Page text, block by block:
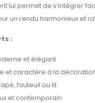
lui permet de s’intégrer
un rendu harmonieux et
:
et élégant
et caractère à la
fauteuil ou lit
et contemporain